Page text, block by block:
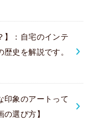
】：自宅のインテ
史を解説です。
印象のアートって
選び方】